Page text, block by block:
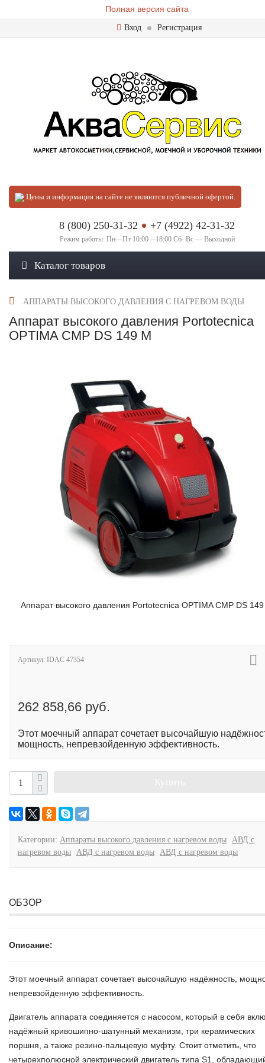
Полная версия сайта
Вход Регистрация
Цены и информация на сайте не являются публичной офертой.
8 (800) 250-31-32 +7 (4922) 42-31-32
Режим работы: Пн—Пт 10:00—18:00 Сб- Вс — Выходной
Каталог товаров
АППАРАТЫ ВЫСОКОГО ДАВЛЕНИЯ С НАГРЕВОМ ВОДЫ
Аппарат высокого давления Portotecnica
OPTIMA CMP DS 149 M
Аппарат высокого давления Portotecnica OPTIMA CMP DS
Артикул: IDAC 47354
262 858,66 руб.
Этот моечный аппарат сочетает высочайшую
мощность, непревзойденную эффективность.
Категории: Аппараты высокого давления с нагревом воды АВД с
нагревом воды АВД с нагревом воды АВД с нагревом воды
ОБЗОР
Описание:
Этот моечный аппарат сочетает высочайшую надёжность,
непревзойденную эффективность.
Двигатель аппарата соединяется с насосом, который в себя
надёжный кривошипно-шатунный механизм, три керамических
поршня, а также резино-пальцевую муфту. Стоит отметить, что
четырехполюсной электрический двигатель типа S1,